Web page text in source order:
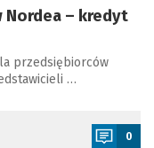
– kredyt
przedsiębiorców
…
0